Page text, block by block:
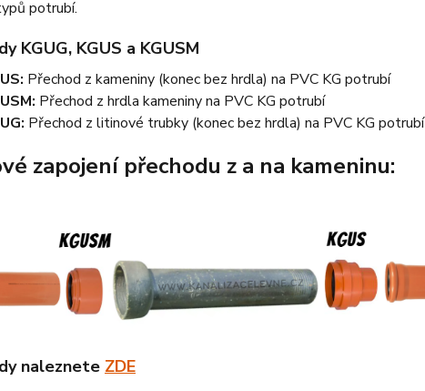
potrubí.
KGUG, KGUS a KGUSM
Přechod z kameniny (konec bez hrdla) na PVC KG potrubí
Přechod z hrdla kameniny na PVC KG potrubí
Přechod z litinové trubky (konec bez hrdla) na PVC KG potrubí
zapojení přechodu z a na kameninu:
naleznete ZDE